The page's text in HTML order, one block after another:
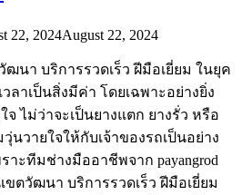
22, 2024August 22, 2024
นา บริการรวดเร็ว ฝีมือเยี่ยม ในยุค
ลาเป็นสิ่งมีค่า โดยเฉพาะอย่างยิ่ง
ไม่ว่าจะเป็นยางแตก ยางรั่ว หรือ
นวายใจให้กับเจ้าของรถเป็นอย่าง
าะทีมช่างมืออาชีพจาก payangrod
ตวัฒนา บริการรวดเร็ว ฝีมือเยี่ยม